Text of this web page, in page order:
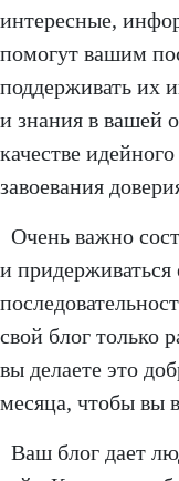
интересные,
помогут вашим
поддерживать их
и знания в вашей
качестве
завоевания
Очень важно
и придерживаться
свой блог только
вы делаете это
месяца, чтобы вы
Ваш блог дает